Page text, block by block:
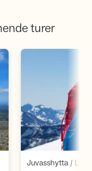
turer
Juvasshytta / Lom